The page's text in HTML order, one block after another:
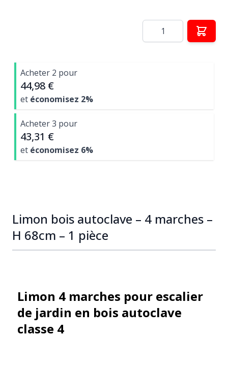
Quantité
Acheter 2 pour
44,98 €
et économisez 2%
Acheter 3 pour
43,31 €
et économisez 6%
Limon bois autoclave – 4 marches –
H 68cm – 1 pièce
Limon 4 marches pour escalier
de jardin en bois autoclave
classe 4